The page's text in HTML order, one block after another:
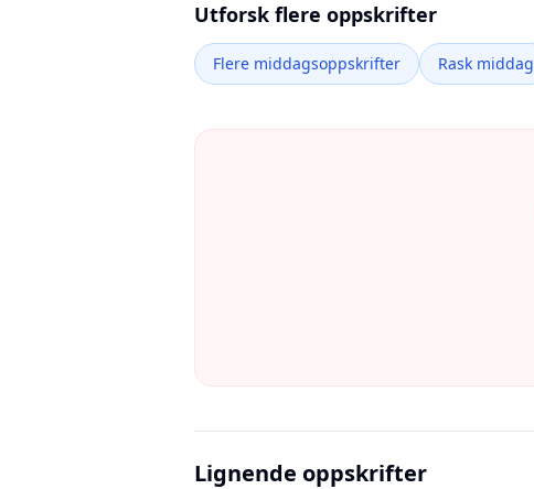
Utforsk flere oppskrifter
Flere middagsoppskrifter Rask middag
Lignende oppskrifter